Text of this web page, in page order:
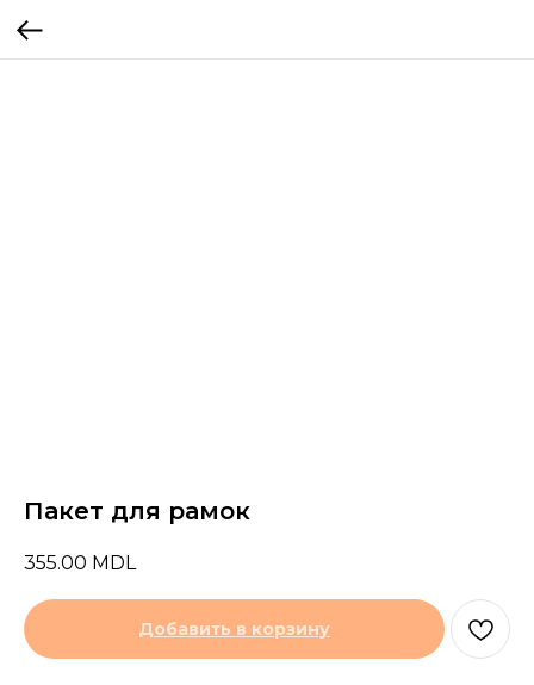
Пакет для рамок
355.00 MDL
Добавить в корзину